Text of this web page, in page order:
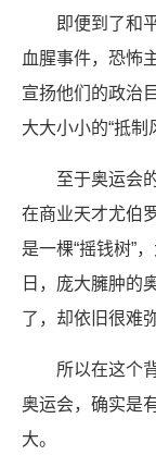
即便到了和
血腥事件，恐怖
宣扬他们的政治
大大小小的“抵制
至于奥运会
在商业天才尤伯
是一棵“摇钱树”
日，庞大臃肿的
了，却依旧很难
所以在这个
奥运会，确实是
大。